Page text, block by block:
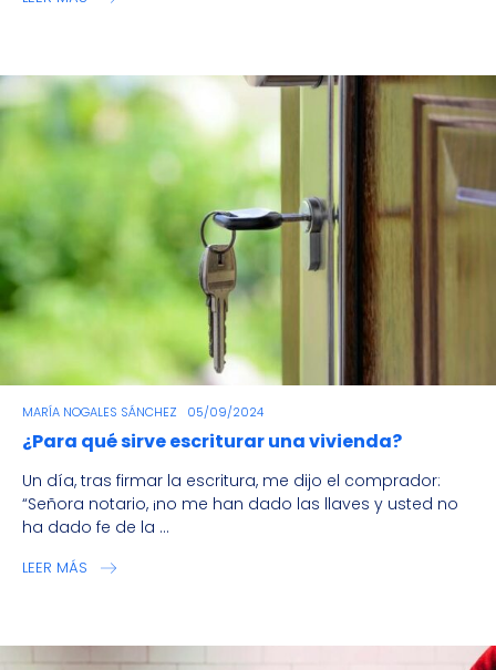
MARÍA NOGALES SÁNCHEZ 05/09/2024
¿Para qué sirve escriturar una vivienda?
Un día, tras firmar la escritura, me dijo el comprador:
“Señora notario, ¡no me han dado las llaves y usted no
ha dado fe de la ...
LEER MÁS